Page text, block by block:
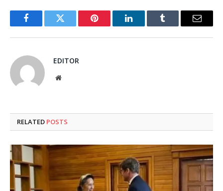
FacebookTwitter Pinterest LinkedInTumblr Email
EDITOR
Website
RELATED POSTS